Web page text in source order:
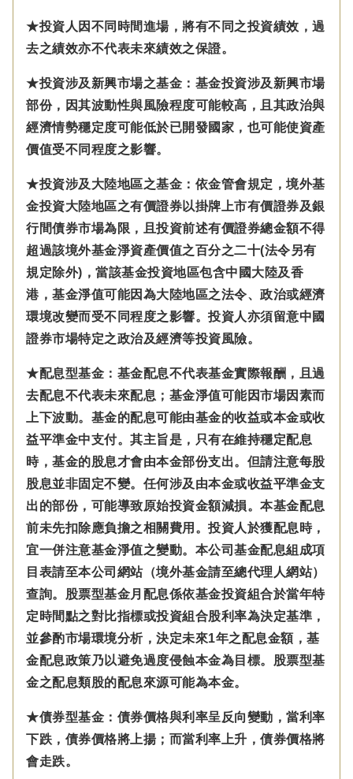
★投資人因不同時間進場，將有不同之投資績效，過
去之績效亦不代表未來績效之保證。
★投資涉及新興市場之基金：基金投資涉及新興市場
部份，因其波動性與風險程度可能較高，且其政治與
經濟情勢穩定度可能低於已開發國家，也可能使資產
價值受不同程度之影響。
★投資涉及大陸地區之基金： 依金管會規定， 境外基
金投資大陸地區之有價證券以掛牌上市有價證券及銀
行間債券市場為限，且投資前述有價證券總金額不得
超過該境外基金淨資產價值之百分之二十(法令另有
規定除外)， 當該基金投資地區包含中國大陸及香
港，基金淨值可能因為大陸地區之法令、政治或經濟
環境改變而受不同程度之影響。 投資人亦須留意中國
證券市場特定之政治及經濟等投資風險。
★配息型基金：基金配息不代表基金實際報酬，且過
去配息不代表未來配息；基金淨值可能因市場因素而
上下波動。基金的配息可能由基金的收益或本金或收
益平準金中支付。 其主旨是，只有在維持穩定配息
時，基金的股息才會由本金部份支出。但請注意每股
股息並非固定不變。 任何涉及由本金或收益平準金支
出的部份，可能導致原始投資金額減損。本基金配息
前未先扣除應負擔之相關費用。投資人於獲配息時，
宜一併注意基金淨值之變動。本公司基金配息組成項
目表請至本公司網站（境外基金請至總代理人網站）
查詢。股票型基金月配息係依基金投資組合於當年特
定時間點之對比指標或投資組合股利率為決定基準，
並參酌市場環境分析，決定未來1年之配息金額，基
金配息政策乃以避免過度侵蝕本金為目標。股票型基
金之配息類股的配息來源可能為本金。
★債券型基金：債券價格與利率呈反向變動，當利率
下跌，債券價格將上揚；而當利率上升，債券價格將
會走跌。